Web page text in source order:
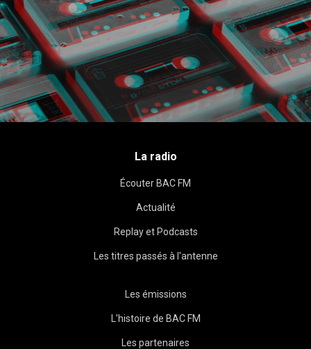
La radio
Écouter BAC FM
Actualité
Replay et Podcasts
Les titres passés à l'antenne
Les émissions
L'histoire de BAC FM
Les partenaires